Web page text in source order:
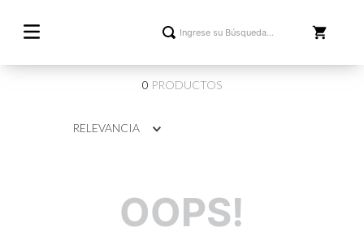
0 PRODUCTOS
RELEVANCIA
OOPS!